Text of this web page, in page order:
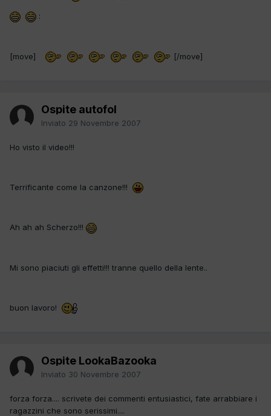
:
[move] [/move]
Ospite autofol
Inviato 29 Novembre 2007
Ho visto il video!!!
Terrificante come la canzone!!!
Ah ah ah Scherzo!!!
Mi sono piaciuti gli effetti!!! tranne quello della lente..
buon lavoro!
Ospite LookaBazooka
Inviato 30 Novembre 2007
forza forza.... scrivete dei commenti entusiastici, fate arrabbiare i
ragazzini che sono serissimi....